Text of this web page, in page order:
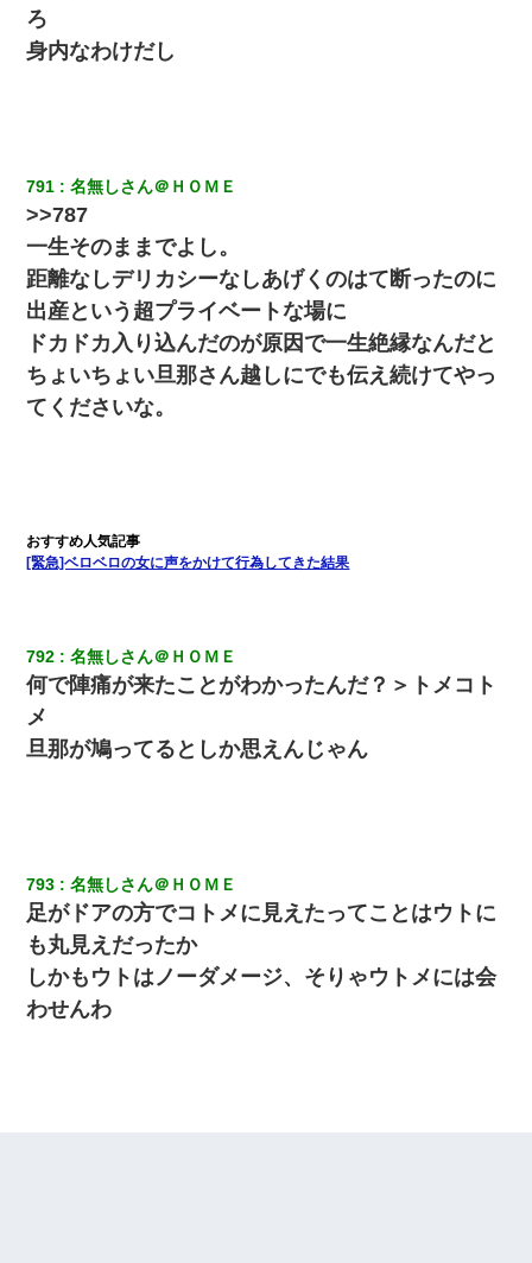
【衝撃】女友達から行為中に告白されてOKした結果
隣の部屋の住民の母親、オートロックを突破してマンションに入
り込んできたみたいで、ずっとドアの前で喚いてて滅茶苦茶うる
さかった。
アパートのドアに『ハンザイ者！この人はさいあくの人です』と
張り紙が！大家「面倒はごめんだよ」私「はあ」→警察に行き、
見回りで犯人が捕まったが、それが…｜生活｜ヌルポあんてな
【ワロタ】姉から「肉食系14才、乳丸出し、毛はうっすら生えか
け」というタイトルで画像が送られてきた
「パワハラを受けたから思い切って転職した」とSNSで呟いた
ら、速攻でパワハラかました元上司がLINEを送ってきた。
ら下着が入った引き出しの奥にとんでもないモノを見つけた
【悲報】お風呂で父親と姉が完全に行為してるんだが...
私が遺産を相続。→それを知った義両親が「旅行代金を出せ！」
「リフォーム費用を負担しろ！」「金の管理は私達がする！」と
浅ましくも集りにきた。
ろ
身内なわけだし
791 名無しさん＠ＨＯＭＥ
>>787
一生そのままでよし。
距離なしデリカシーなしあげくのはて断ったのに
出産という超プライベートな場に
ドカドカ入り込んだのが原因で一生絶縁なんだと
ちょいちょい旦那さん越しにでも伝え続けてやっ
てくださいな。
[緊急]ベロベロの女に声をかけて行為してきた結果
792 名無しさん＠ＨＯＭＥ
何で陣痛が来たことがわかったんだ？＞トメコト
メ
旦那が鳩ってるとしか思えんじゃん
793 名無しさん＠ＨＯＭＥ
足がドアの方でコトメに見えたってことはウトに
も丸見えだったか
しかもウトはノーダメージ、そりゃウトメには会
わせんわ